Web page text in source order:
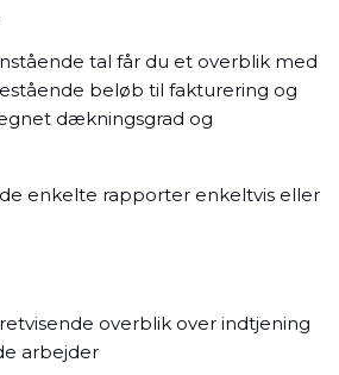
tal får du et overblik med
beløb til fakturering og
dækningsgrad og
enkelte rapporter enkeltvis eller
overblik over indtjening
arbejder